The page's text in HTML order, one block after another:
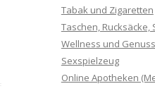
Tabak und Zigaretten
Taschen, Rucksäcke,
Wellness und Genuss
Sexspielzeug
Online Apotheken